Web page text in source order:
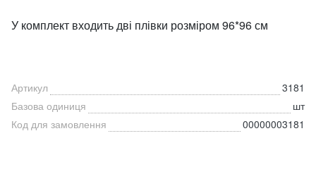
У комплект входить дві плівки розміром 96*96 см
Артикул
3181
Базова одиниця
шт
Код для замовлення
00000003181